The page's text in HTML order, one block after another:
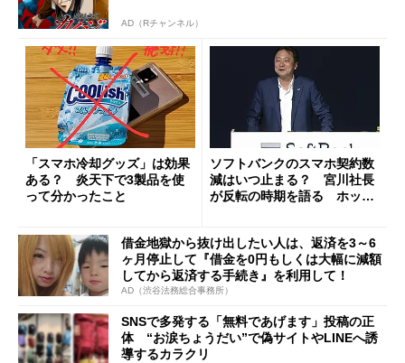
AD（Rチャンネル）
「スマホ冷却グッズ」は効果
ある？ 炎天下で3製品を使
って分かったこと
ソフトバンクのスマホ契約数
減はいつ止まる？ 宮川社長
が反転の時期を語る ホッピ
借金地獄から抜け出したい人は、返済を3～6
ヶ月停止して『借金を0円もしくは大幅に減額
してから返済する手続き』を利用して！
AD（渋谷法務総合事務所）
SNSで多発する「無料であげます」投稿の正
体 “お涙ちょうだい”で偽サイトやLINEへ誘
導するカラクリ